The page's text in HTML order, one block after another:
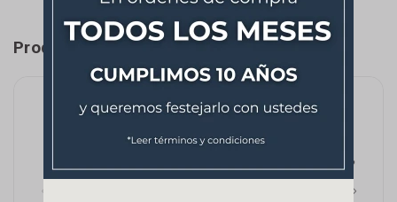
Productos que te pueden interesar